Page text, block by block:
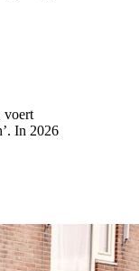
voert
In 2026